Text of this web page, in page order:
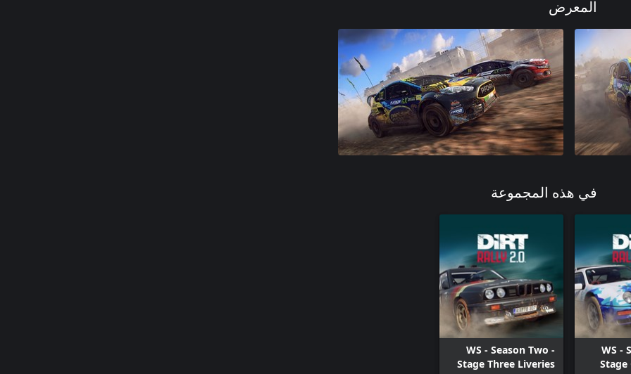
المعرض
في هذه المجموعة
WS -
Stage
WS - Season Two -
Stage Three Liveries